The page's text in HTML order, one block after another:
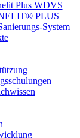
PLUS
System